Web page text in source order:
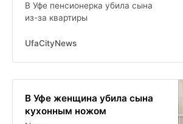
В Уфе пенсионерка убила сына
из-за квартиры
UfaCityNews
В Уфе женщина убила сына
кухонным ножом